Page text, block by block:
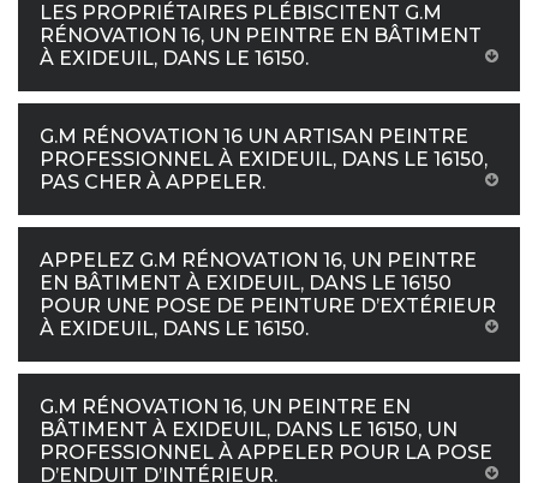
LES PROPRIÉTAIRES PLÉBISCITENT G.M
RÉNOVATION 16, UN PEINTRE EN BÂTIMENT
À EXIDEUIL, DANS LE 16150.
G.M RÉNOVATION 16 UN ARTISAN PEINTRE
PROFESSIONNEL À EXIDEUIL, DANS LE 16150,
PAS CHER À APPELER.
APPELEZ G.M RÉNOVATION 16, UN PEINTRE
EN BÂTIMENT À EXIDEUIL, DANS LE 16150
POUR UNE POSE DE PEINTURE D’EXTÉRIEUR
À EXIDEUIL, DANS LE 16150.
G.M RÉNOVATION 16, UN PEINTRE EN
BÂTIMENT À EXIDEUIL, DANS LE 16150, UN
PROFESSIONNEL À APPELER POUR LA POSE
D’ENDUIT D’INTÉRIEUR.